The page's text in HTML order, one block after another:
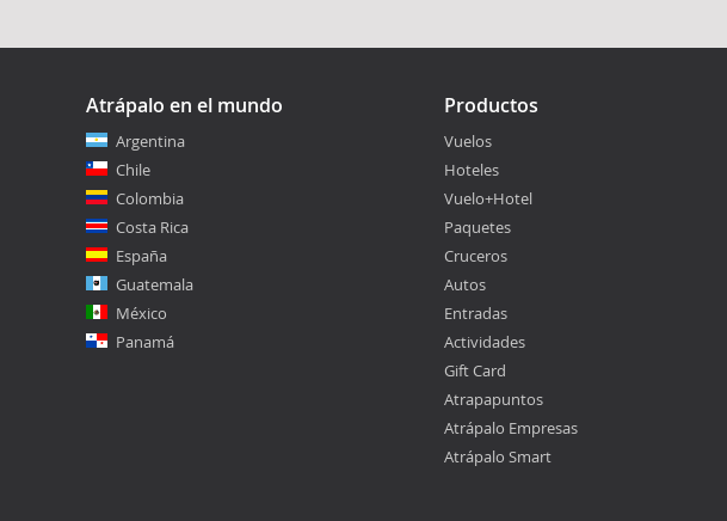
Atrápalo en el mundo
Argentina
Chile
Colombia
Costa Rica
España
Guatemala
México
Panamá
Productos
Vuelos
Hoteles
Vuelo+Hotel
Paquetes
Cruceros
Autos
Entradas
Actividades
Gift Card
Atrapapuntos
Atrápalo Empresas
Atrápalo Smart